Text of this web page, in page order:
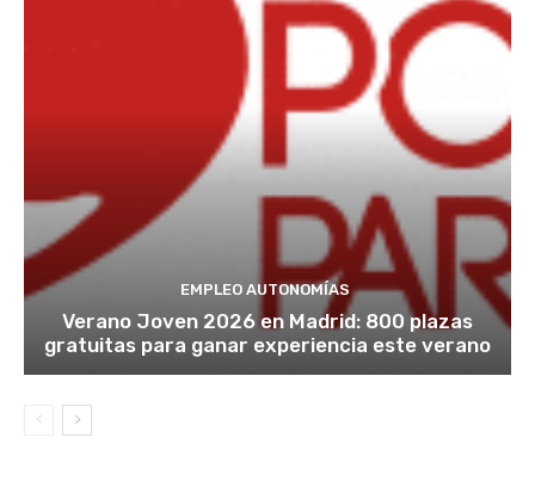
EMPLEO AUTONOMÍAS
Verano Joven 2026 en Madrid: 800 plazas
gratuitas para ganar experiencia este verano